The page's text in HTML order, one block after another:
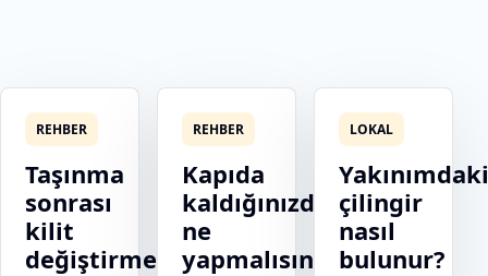
REHBER
Taşınma
sonrası
kilit
değiştirme
REHBER
Kapıda
kaldığınızda
ne
yapmalısınız?
LOKAL
Yakınımdaki
çilingir
nasıl
bulunur?